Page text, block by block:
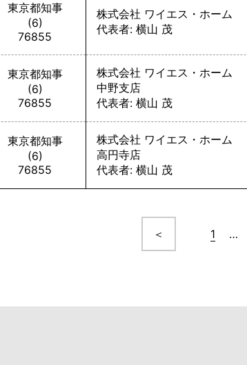
東京都知事
(6)
76855
株式会社 ワイエス・ホーム
代表者: 横山 茂
東京都知事
(6)
76855
株式会社 ワイエス・ホーム
中野支店
代表者: 横山 茂
東京都知事
(6)
76855
株式会社 ワイエス・ホーム
高円寺店
代表者: 横山 茂
＜ 1 …